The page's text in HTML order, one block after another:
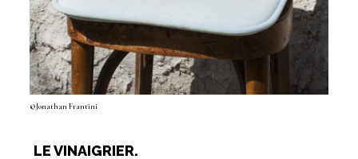
LE VINAIGRIER.
©Jonathan Frantini